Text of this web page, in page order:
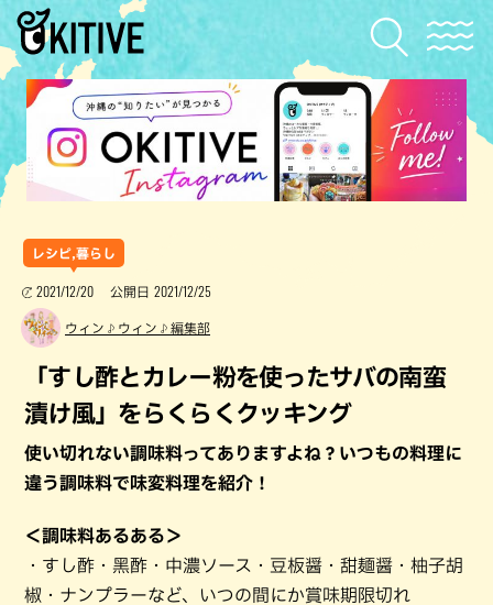
レシピ,暮らし
2021/12/20 公開日 2021/12/25
ウィン♪ウィン♪編集部
「すし酢とカレー粉を使ったサバの南蛮
漬け風」をらくらくクッキング
使い切れない調味料ってありますよね？いつもの料理に
違う調味料で味変料理を紹介！
＜調味料あるある＞
・すし酢・黑酢・中濃ソース・豆板醤・甜麺醤・柚子胡
椒・ナンプラーなど、いつの間にか賞味期限切れ